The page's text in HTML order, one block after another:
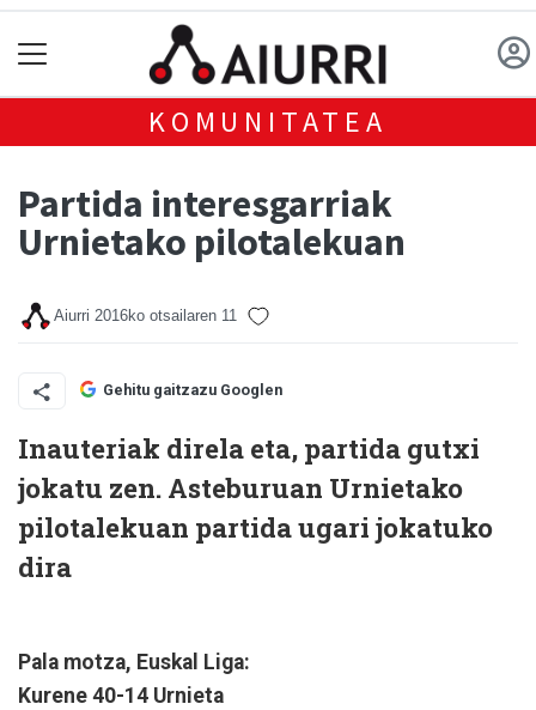
KOMUNITATEA
Partida interesgarriak
Urnietako pilotalekuan
Aiurri 2016ko otsailaren 11
Gehitu gaitzazu Googlen
Inauteriak direla eta, partida gutxi
jokatu zen. Asteburuan Urnietako
pilotalekuan partida ugari jokatuko
dira
Pala motza, Euskal Liga:
Kurene 40-14 Urnieta